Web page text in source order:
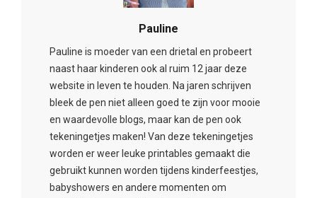
Pauline
Pauline is moeder van een drietal en probeert
naast haar kinderen ook al ruim 12 jaar deze
website in leven te houden. Na jaren schrijven
bleek de pen niet alleen goed te zijn voor mooie
en waardevolle blogs, maar kan de pen ook
tekeningetjes maken! Van deze tekeningetjes
worden er weer leuke printables gemaakt die
gebruikt kunnen worden tijdens kinderfeestjes,
babyshowers en andere momenten om